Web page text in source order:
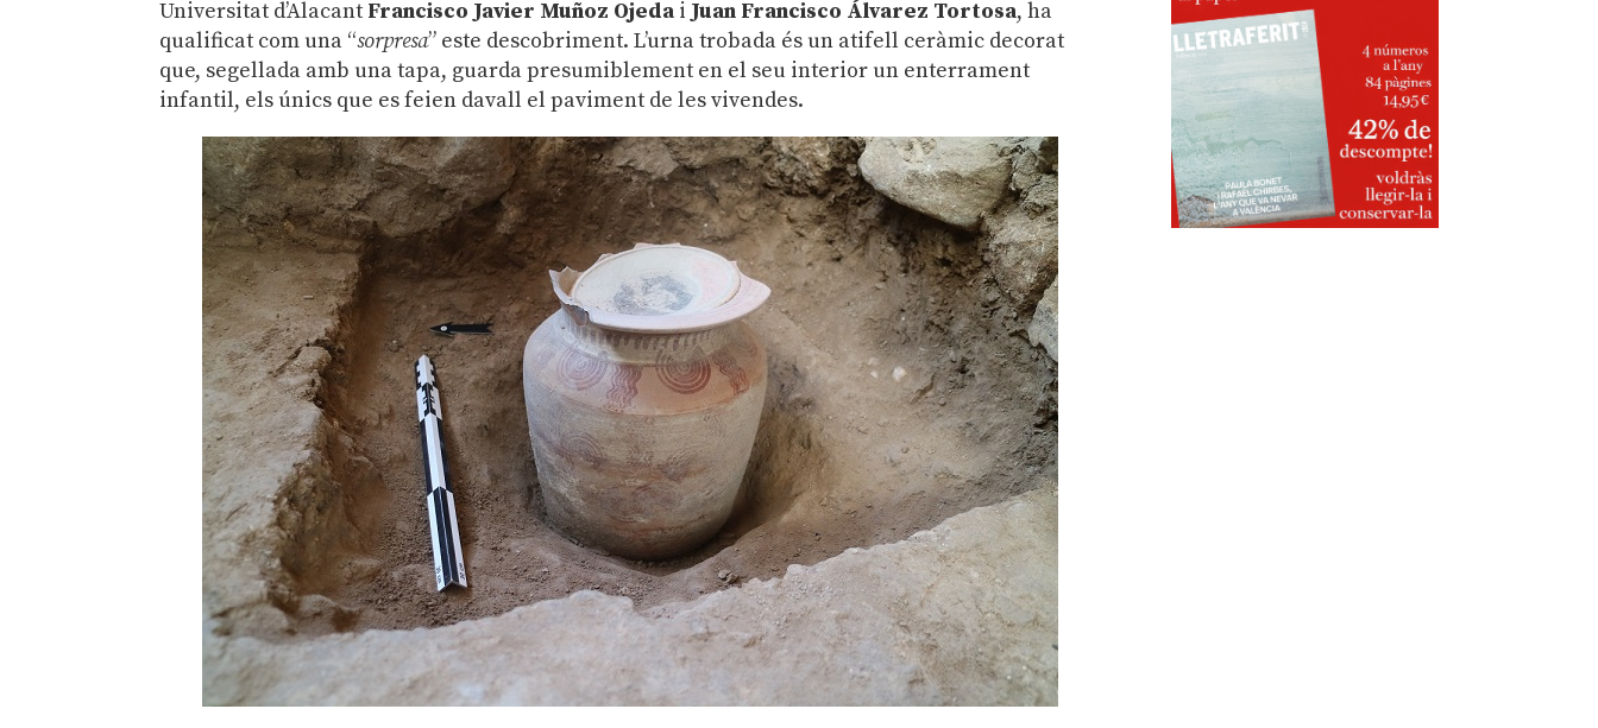
Universitat d’Alacant Francisco Javier Muñoz Ojeda i Juan Francisco Álvarez Tortosa, ha
qualificat com una “sorpresa” este descobriment. L’urna trobada és un atifell ceràmic decorat
que, segellada amb una tapa, guarda presumiblement en el seu interior un enterrament
infantil, els únics que es feien davall el paviment de les vivendes.